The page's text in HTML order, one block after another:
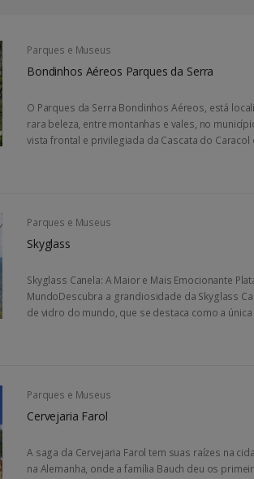
Parques e Museus
Bondinhos Aéreos Parques da Serra
O Parques da Serra Bondinhos Aéreos, está
rara beleza, entre montanhas e vales, no
vista frontal e privilegiada da Cascata do Caracol
Parques e Museus
Skyglass
Skyglass Canela: A Maior e Mais Emocionante
MundoDescubra a grandiosidade da Skyglass
de vidro do mundo, que se destaca como a
Parques e Museus
Cervejaria Farol
A saga da Cervejaria Farol tem suas raízes na
na Alemanha, onde a família Bauch deu os